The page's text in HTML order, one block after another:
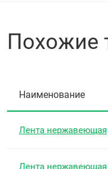
Похожие
Наименование
Лента нержавеющая
Лента нержавеющая